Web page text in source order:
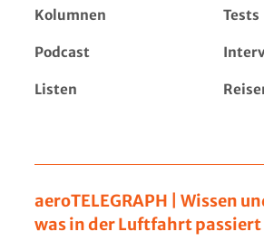
Kolumnen Tests
Podcast
Listen
aeroTELEGRAPH | Wissen
was in der Luftfahrt passiert